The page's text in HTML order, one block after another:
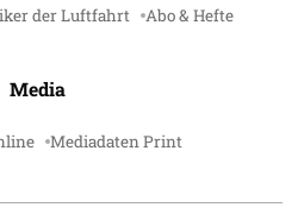
der Luftfahrt Abo & Hefte
Media
Mediadaten Print